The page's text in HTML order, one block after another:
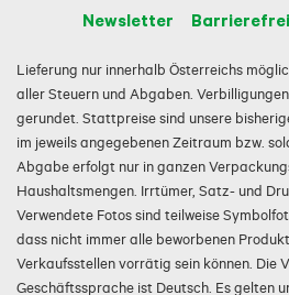
Newsletter
Lieferung nur innerhalb Österreichs
aller Steuern und Abgaben.
gerundet. Stattpreise sind unsere
im jeweils angegebenen Zeitraum bzw.
Abgabe erfolgt nur in ganzen
Haushaltsmengen. Irrtümer, Satz- und
Verwendete Fotos sind teilweise
dass nicht immer alle beworbenen
Verkaufsstellen vorrätig sein können. Die
Geschäftssprache ist Deutsch. Es gelten